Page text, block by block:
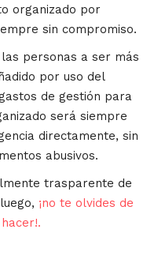
organizado por
sin compromiso.
las personas a ser más
por uso del
de gestión para
será siempre
directamente, sin
abusivos.
trasparente de
¡no te olvides de